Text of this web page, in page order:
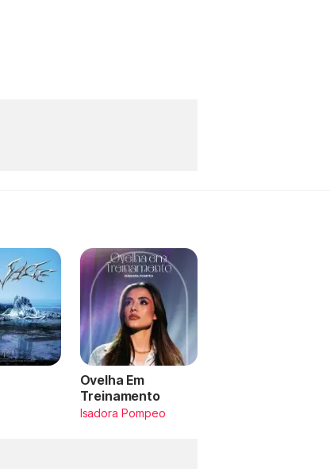
Ovelha Em
Treinamento
Isadora Pompeo